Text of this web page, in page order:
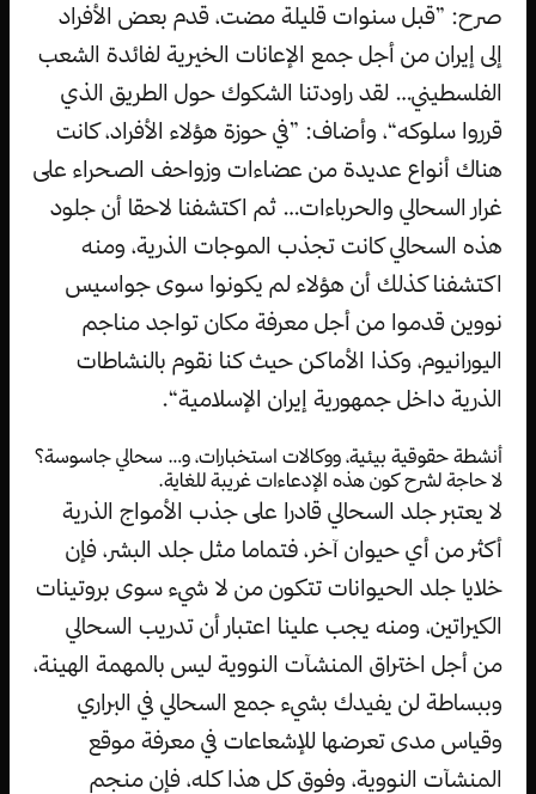
صرح: ”قبل سنوات قليلة مضت، قدم بعض الأفراد
إلى إيران من أجل جمع الإعانات الخيرية لفائدة الشعب
الفلسطيني… لقد راودتنا الشكوك حول الطريق الذي
قرروا سلوكه“، وأضاف: ”في حوزة هؤلاء الأفراد، كانت
هناك أنواع عديدة من عضاءات وزواحف الصحراء على
غرار السحالي والحرباءات… ثم اكتشفنا لاحقا أن جلود
هذه السحالي كانت تجذب الموجات الذرية، ومنه
اكتشفنا كذلك أن هؤلاء لم يكونوا سوى جواسيس
نووين قدموا من أجل معرفة مكان تواجد مناجم
اليورانيوم، وكذا الأماكن حيث كنا نقوم بالنشاطات
الذرية داخل جمهورية إيران الإسلامية“.
أنشطة حقوقية بيئية، ووكالات استخبارات، و… سحالي جاسوسة؟
لا حاجة لشرح كون هذه الإدعاءات غريبة للغاية.
لا يعتبر جلد السحالي قادرا على جذب الأمواج الذرية
أكثر من أي حيوان آخر، فتماما مثل جلد البشر، فإن
خلايا جلد الحيوانات تتكون من لا شيء سوى بروتينات
الكيراتين، ومنه يجب علينا اعتبار أن تدريب السحالي
من أجل اختراق المنشآت النووية ليس بالمهمة الهينة،
وببساطة لن يفيدك بشيء جمع السحالي في البراري
وقياس مدى تعرضها للإشعاعات في معرفة موقع
المنشآت النووية، وفوق كل هذا كله، فإن منجم